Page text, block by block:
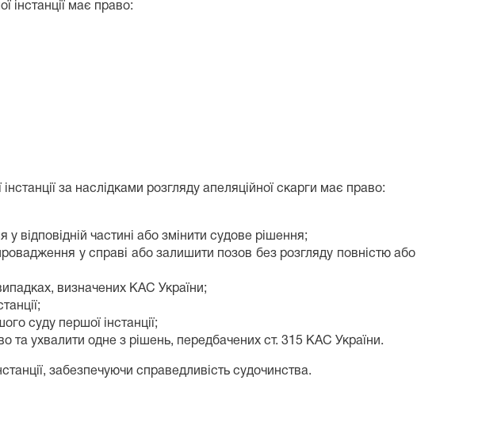
інстанції має право:
за наслідками розгляду апеляційної скарги має право:
відповідній частині або змінити судове рішення;
у справі або залишити позов без розгляду повністю або
визначених КАС України;
суду першої інстанції;
та ухвалити одне з рішень, передбачених ст. 315 КАС України.
забезпечуючи справедливість судочинства.